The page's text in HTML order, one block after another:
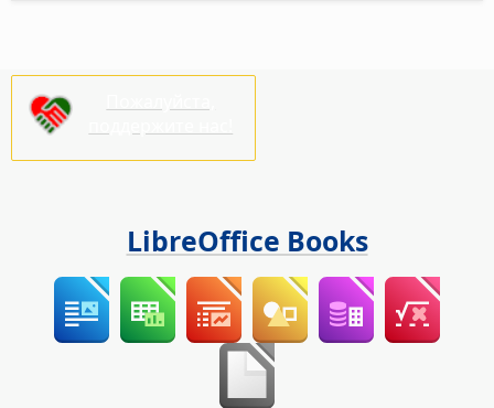
LibreOffice Books